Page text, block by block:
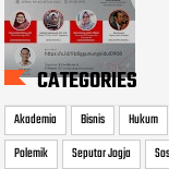
CATEGORIES
Akademia Bisnis Hukum
Polemik
Seputar Jogja